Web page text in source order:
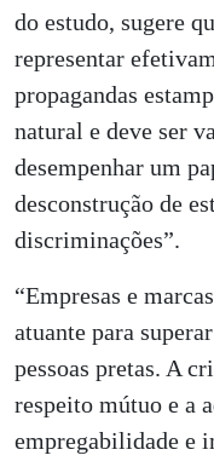
do estudo, sugere
representar
propagandas
natural e deve ser
desempenhar um
desconstrução de
discriminações”.
“Empresas e
atuante para
pessoas pretas. A
respeito mútuo e a
empregabilidade e